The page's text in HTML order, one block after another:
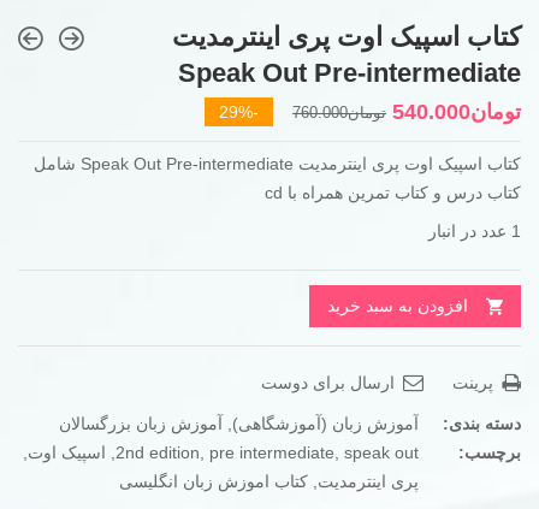
کتاب اسپیک اوت پری اینترمدیت
Speak Out Pre-intermediate
تومان760.000قیمت
تومان760.000
بود.
تومان540.000
قیمت
تومان540.000
است.
کتاب اسپیک اوت پری اینترمدیت Speak Out Pre-intermediate شامل
کتاب درس و کتاب تمرین همراه با cd
افزودن به سبد خرید
پرینت ارسال برای دوست
دسته بندی: آموزش زبان (آموزشگاهی),
آموزش زبان بزرگسالان
برچسب:
2nd edition ,pre intermediate ,speak out
, اسپیک اوت,
پری اینترمدیت, کتاب اموزش زبان انگلیسی